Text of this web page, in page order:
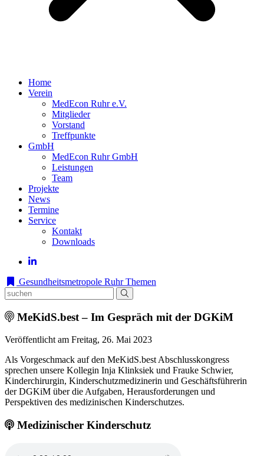
Home
Verein
MedEcon Ruhr e.V.
Mitglieder
Vorstand
Treffpunkte
GmbH
MedEcon Ruhr GmbH
Leistungen
Team
Projekte
News
Termine
Service
Kontakt
Downloads
Gesundheitsmetropole Ruhr Themen
MeKidS.best – Im Gespräch mit der DGKiM
Veröffentlicht am Freitag, 26. Mai 2023
Als Vorgeschmack auf den MeKidS.best Abschlusskongress
sprechen unsere Kollegin Inja Klinksiek und Frauke Schwier,
Kinderchirurgin, Kinderschutzmedizinerin und Geschäftsführerin
der DGKiM über die Aufgaben, Herausforderungen und
Perspektiven des medizinischen Kinderschutzes.
Medizinischer Kinderschutz